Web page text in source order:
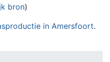
bron)
in Amersfoort.